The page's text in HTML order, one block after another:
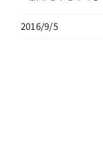
2016/9/5